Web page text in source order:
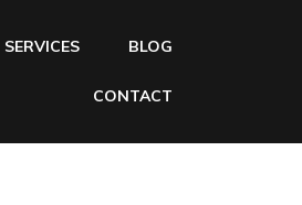
SERVICES BLOG
CONTACT